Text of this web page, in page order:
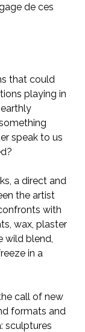
de ces
that could
playing in
speak to us
a direct and
the artist
with
wax, plaster
wild blend,
in a
call of new
formats and
sculptures